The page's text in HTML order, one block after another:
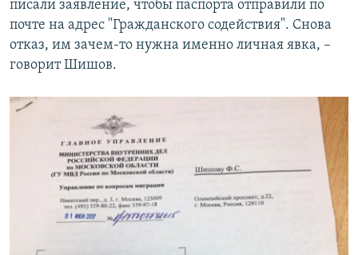
писали заявление, чтобы паспорта отправили по
почте на адрес "Гражданского содействия". Снова
отказ, им зачем-то нужна именно личная явка, –
говорит Шишов.